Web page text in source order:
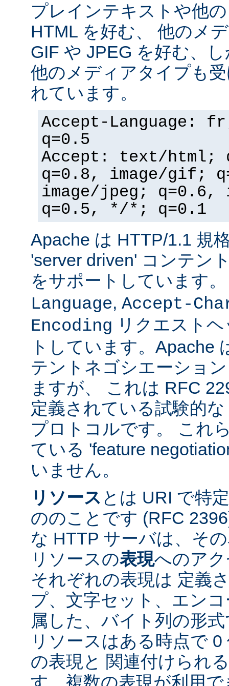
プレインテキストや他
HTML を好む、 他のメ
GIF や JPEG を好む、
他のメディアタイプも
れています。
Accept-Language:
q=0.5
Accept: text/html;
q=0.8, image/gif;
image/jpeg; q=0.6,
q=0.5, */*; q=0.1
Apache は HTTP/1.1 規
'server driven' コンテン
をサポートしています
Language, Accept-
Encoding リクエスト
トしています。Apache
テントネゴシエーショ
ますが、 これは RFC
定義されている試験的
プロトコルです。 これ
ている 'feature
いません。
リソース とは URI で特
ののことです (RFC
な HTTP サーバは、そ
リソースの表現へのア
それぞれの表現は 定義
プ、文字セット、エン
属した、バイト列の形
リソースはある時点で
の表現と 関連付けられ
す。複数の表現が利用